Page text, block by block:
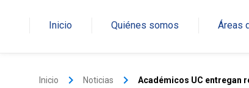
Inicio Quiénes somos Áreas
Inicio keyboard_arrow_right Noticias keyboard_arrow_right Académicos UC entregan